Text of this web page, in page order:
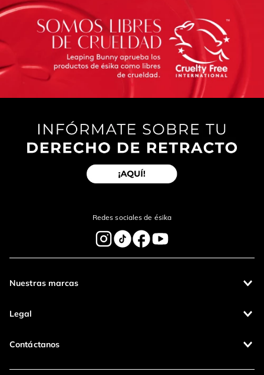
Redes sociales de ésika
Nuestras marcas
Legal
Contáctanos